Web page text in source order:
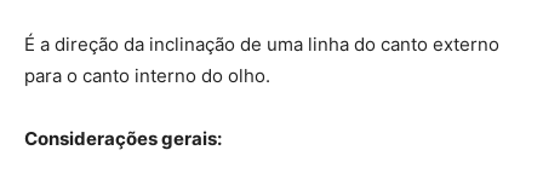
É a direção da inclinação de uma linha do canto externo
para o canto interno do olho.
Considerações gerais: